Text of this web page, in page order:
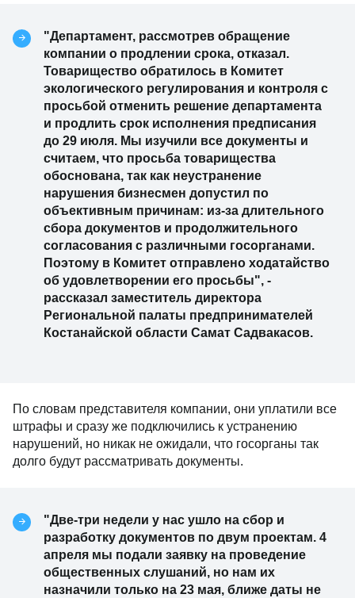
"Департамент, рассмотрев обращение
компании о продлении срока, отказал.
Товарищество обратилось в Комитет
экологического регулирования и контроля с
просьбой отменить решение департамента
и продлить срок исполнения предписания
до 29 июля. Мы изучили все документы и
считаем, что просьба товарищества
обоснована, так как неустранение
нарушения бизнесмен допустил по
объективным причинам: из-за длительного
сбора документов и продолжительного
согласования с различными госорганами.
Поэтому в Комитет отправлено ходатайство
об удовлетворении его просьбы", -
рассказал заместитель директора
Региональной палаты предпринимателей
Костанайской области Самат Садвакасов.
По словам представителя компании, они уплатили все
штрафы и сразу же подключились к устранению
нарушений, но никак не ожидали, что госорганы так
долго будут рассматривать документы.
"Две-три недели у нас ушло на сбор и
разработку документов по двум проектам. 4
апреля мы подали заявку на проведение
общественных слушаний, но нам их
назначили только на 23 мая, ближе даты не